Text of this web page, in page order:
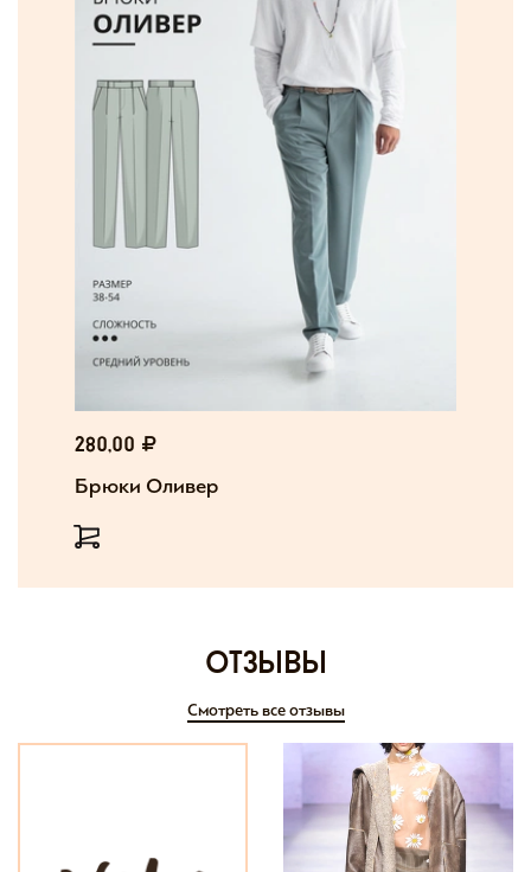
280,00
Брюки Оливер
отзывы
Смотреть все отзывы